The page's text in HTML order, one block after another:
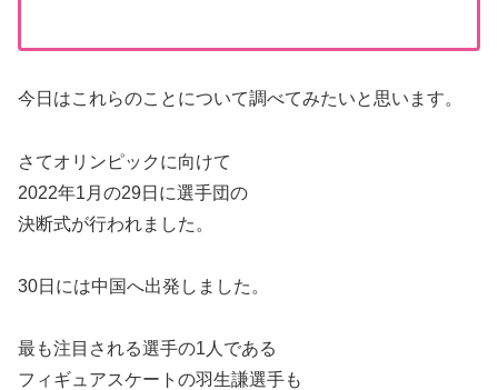
今日はこれらのことについて調べてみたいと思います。
さてオリンピックに向けて
2022年1月の29日に選手団の
決断式が行われました。
30日には中国へ出発しました。
最も注目される選手の1人である
フィギュアスケートの羽生謙選手も